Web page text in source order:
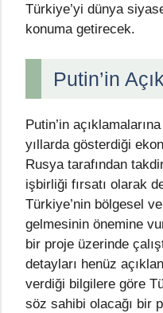
Türkiye’yi dünya
konuma getirecek.
Putin’in
Putin’in
yıllarda gösterdiği
Rusya tarafından
işbirliği fırsatı olarak
Türkiye’nin bölgesel
gelmesinin önemine
bir proje üzerinde
detayları henüz
verdiği bilgilere göre
söz sahibi olacağı bir